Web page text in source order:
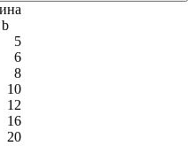
5
6
8
10
12
16
20